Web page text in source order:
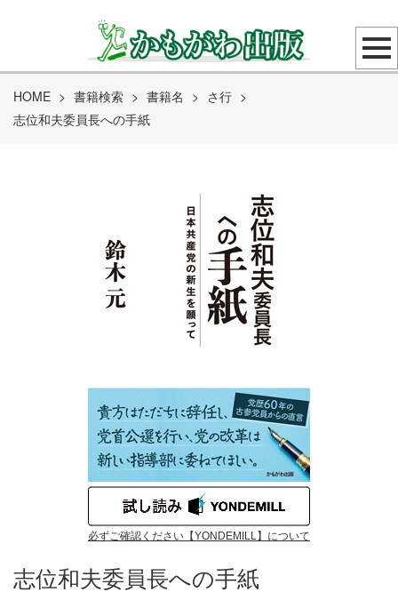
HOME > 書籍検索 > 書籍名 > さ行 >
志位和夫委員長への手紙
必ずご確認ください【YONDEMILL】について
志位和夫委員長への手紙